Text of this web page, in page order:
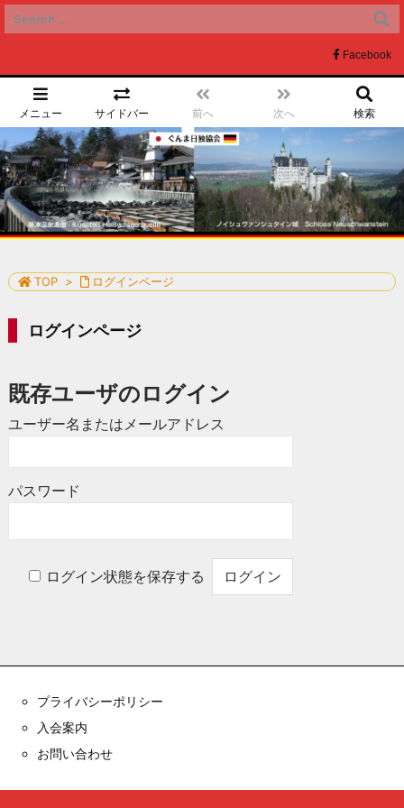
メニュー サイドバー 前へ 次へ 検索
Facebook
ぐんま日独協会
TOP > ログインページ
ログインページ
既存ユーザのログイン
ユーザー名またはメールアドレス
パスワード
ログイン状態を保存する
プライバシーポリシー
入会案内
お問い合わせ